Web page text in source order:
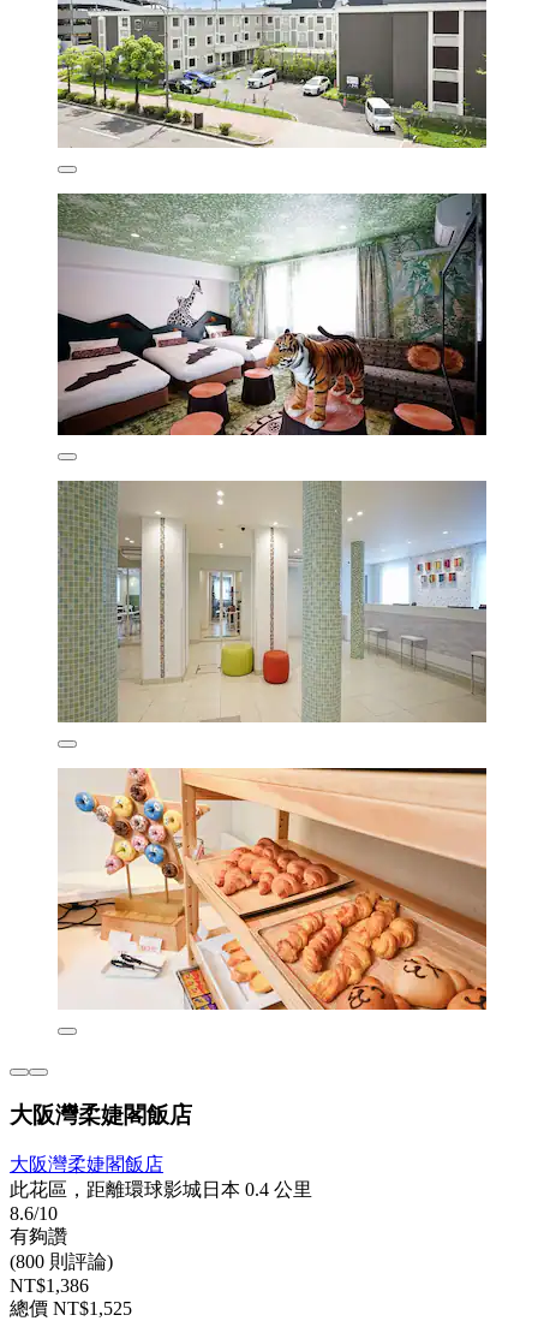
大阪灣柔婕閣飯店
大阪灣柔婕閣飯店
此花區，距離環球影城日本 0.4 公里
8.6/10
有夠讚
(800 則評論)
NT$1,386
總價 NT$1,525